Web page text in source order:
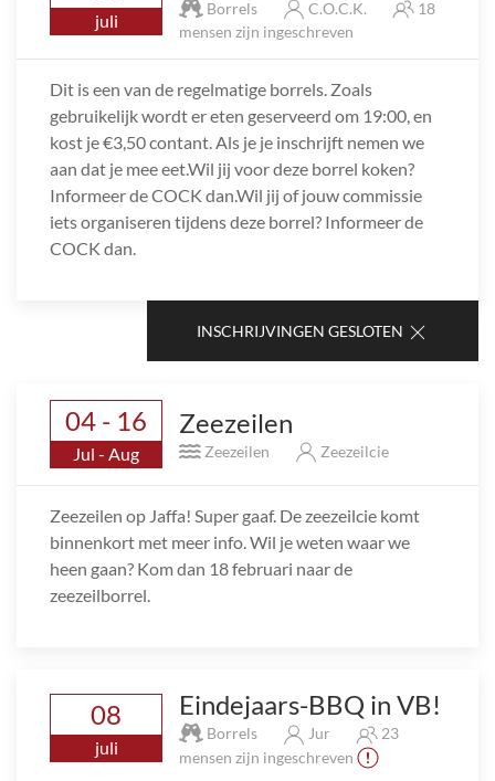
juli
Borrels C.O.C.K.
18
mensen zijn ingeschreven
Dit is een van de regelmatige borrels. Zoals
gebruikelijk wordt er eten geserveerd om 19:00, en
kost je €3,50 contant. Als je je inschrijft nemen we
aan dat je mee eet.Wil jij voor deze borrel koken?
Informeer de COCK dan.Wil jij of jouw commissie
iets organiseren tijdens deze borrel? Informeer de
COCK dan.
INSCHRIJVINGEN GESLOTEN
04 - 16
Jul - Aug
Zeezeilen
Zeezeilen Zeezeilcie
Zeezeilen op Jaffa! Super gaaf. De zeezeilcie komt
binnenkort met meer info. Wil je weten waar we
heen gaan? Kom dan 18 februari naar de
zeezeilborrel.
08
juli
Eindejaars-BBQ in VB!
Borrels Jur
23
mensen zijn ingeschreven